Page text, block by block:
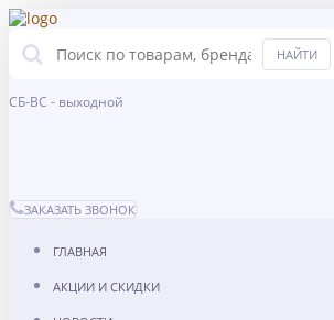
СБ-ВС - выходной
ЗАКАЗАТЬ ЗВОНОК
ГЛАВНАЯ
АКЦИИ И СКИДКИ